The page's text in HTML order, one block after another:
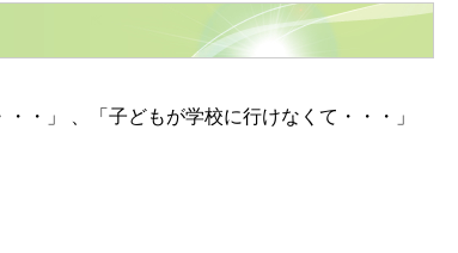
・」 、「子どもが学校に行けなくて・・・」